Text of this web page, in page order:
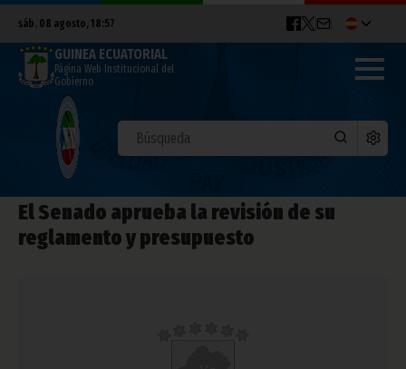
sáb. 08 agosto, 18:57
GUINEA ECUATORIAL
Página Web Institucional del
Gobierno
El Senado aprueba la revisión de su
reglamento y presupuesto